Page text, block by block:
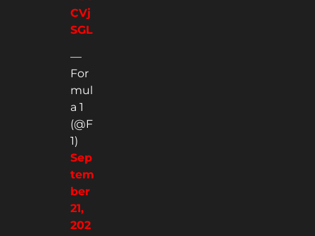
CVj
SGL
—
For
mul
a 1
(@F
1)
Sep
tem
ber
21,
202